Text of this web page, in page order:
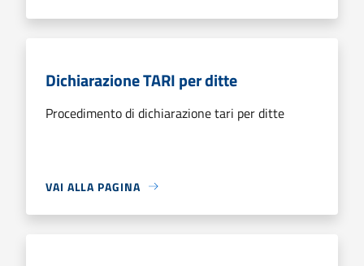
Dichiarazione TARI per ditte
Procedimento di dichiarazione tari per ditte
VAI ALLA PAGINA